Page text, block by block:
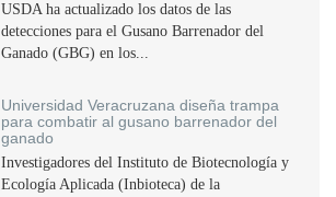
USDA ha actualizado los datos de las
detecciones para el Gusano Barrenador del
Ganado (GBG) en los...
Universidad Veracruzana diseña trampa
para combatir al gusano barrenador del
ganado
Investigadores del Instituto de Biotecnología y
Ecología Aplicada (Inbioteca) de la